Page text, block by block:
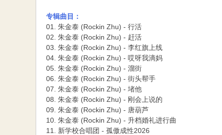
专辑曲目：
01. 朱金泰 (Rockin Zhu) - 行活
02. 朱金泰 (Rockin Zhu) - 赶活
03. 朱金泰 (Rockin Zhu) - 李红旗上线
04. 朱金泰 (Rockin Zhu) - 哎呀我滴妈
05. 朱金泰 (Rockin Zhu) - 溜街
06. 朱金泰 (Rockin Zhu) - 街头帮手
07. 朱金泰 (Rockin Zhu) - 堵他
08. 朱金泰 (Rockin Zhu) - 刚会上说的
09. 朱金泰 (Rockin Zhu) - 唐葫芦
10. 朱金泰 (Rockin Zhu) - 升档婚礼进行曲
11. 新学校合唱团 - 孤傲成性2026